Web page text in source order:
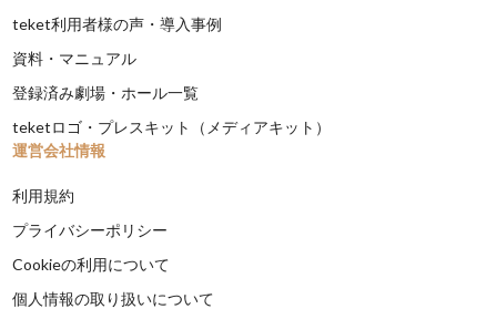
teket利用者様の声・導入事例
資料・マニュアル
登録済み劇場・ホール一覧
teketロゴ・プレスキット（メディアキット）
運営会社情報
利用規約
プライバシーポリシー
Cookieの利用について
個人情報の取り扱いについて